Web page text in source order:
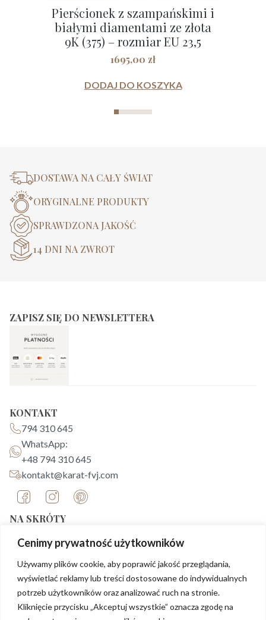
Cenimy prywatność użytkowników
Używamy plików cookie, aby poprawić jakość przeglądania,
wyświetlać reklamy lub treści dostosowane do indywidualnych
potrzeb użytkowników oraz analizować ruch na stronie.
Kliknięcie przycisku „Akceptuj wszystkie” oznacza zgodę na
Pierścionek z szampańskimi i
białymi diamentami ze złota
9K (375) – rozmiar EU 23,5
1695,00 zł
DODAJ DO KOSZYKA
DOSTAWA NA CAŁY ŚWIAT
ORYGINALNE PRODUKTY
SPRAWDZONA JAKOŚĆ
14 DNI NA ZWROT
KONTAKT
794 310 645
WhatsApp:
+48 794 310 645
kontakt@karat-fvj.com
NA SKRÓTY
O nas
Biżuteria
Blog
FAQ
Kontakt
ZAPISZ SIĘ DO NEWSLETTERA